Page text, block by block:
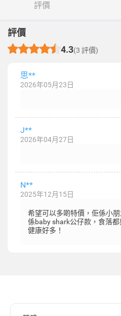
評價
評價
4.3(3 評價)
思**
2026年05月23日
J**
2026年04月27日
N**
2025年12月15日
希望可以多啲特價，佢係小
係baby shark公仔款，食落
健康好多！